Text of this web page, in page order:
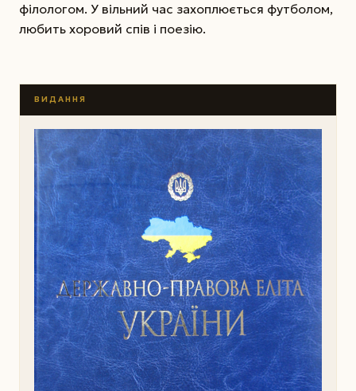
філологом. У вільний час захоплюється футболом,
любить хоровий спів і поезію.
ВИДАННЯ